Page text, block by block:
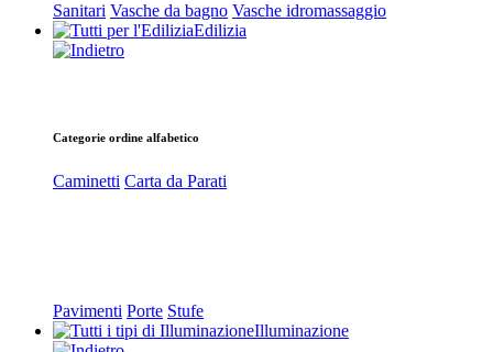
Sanitari Vasche da bagno Vasche idromassaggio
Edilizia
Categorie ordine alfabetico
Caminetti Carta da Parati
Pavimenti Porte Stufe
Illuminazione